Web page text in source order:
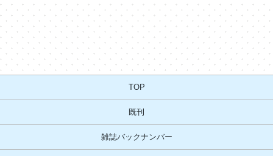
TOP
既刊
雑誌バックナンバー